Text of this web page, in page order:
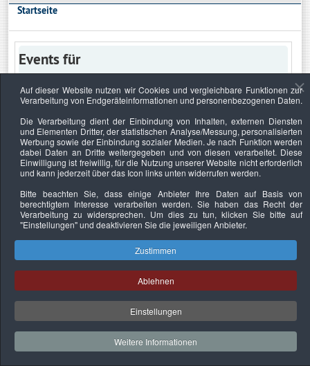
Startseite
Events für
Keine Termine
Datenschutzerklärung Urheberrechtsnachweise Nachhaltigkeit
Copyright © 2026. Bundesverband Deutscher
Sachverständiger und Fachgutachter e.V..
Auf dieser Website nutzen wir Cookies und vergleichbare Funktionen zur
Verarbeitung von Endgeräteinformationen und personenbezogenen Daten.
Die Verarbeitung dient der Einbindung von Inhalten, externen Diensten
und Elementen Dritter, der statistischen Analyse/Messung, personalisierten
Werbung sowie der Einbindung sozialer Medien. Je nach Funktion werden
dabei Daten an Dritte weitergegeben und von diesen verarbeitet. Diese
Einwilligung ist freiwillig, für die Nutzung unserer Website nicht erforderlich
und kann jederzeit über das Icon links unten widerrufen werden.
Bitte beachten Sie, dass einige Anbieter Ihre Daten auf Basis von
berechtigtem Interesse verarbeiten werden. Sie haben das Recht der
Verarbeitung zu widersprechen. Um dies zu tun, klicken Sie bitte auf
"Einstellungen"und deaktivieren Sie die jeweiligen Anbieter.
Zustimmen
Ablehnen
Einstellungen
Weitere Informationen